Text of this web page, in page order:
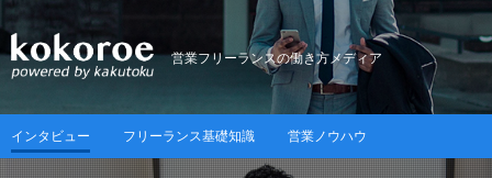
営業フリーランスの働き方メディア
インタビュー フリーランス基礎知識 営業ノウハウ